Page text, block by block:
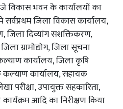
विकास भवन के कार्यालयों का
जिला विकास कार्यालय,
जिला दिव्यांग सशक्तिकरण,
ग्रामोद्योग, जिला सूचना
कार्यालय, जिला कृषि
कार्यालय, सहायक
परीक्षा, उपायुक्त सहकारिता,
आदि का निरीक्षण किया